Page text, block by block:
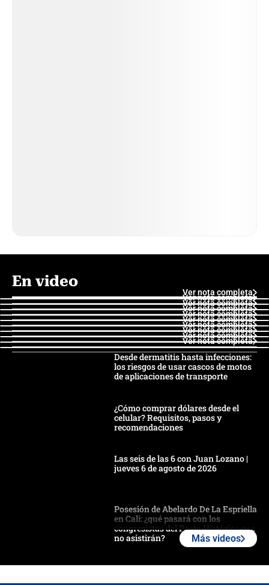
En video
Ver nota completa
Ver nota completa
Ver nota completa
Ver nota completa
Ver nota completa
Ver nota completa
Ver nota completa
Ver nota completa
Ver nota completa
Ver nota completa
Desde dermatitis hasta infecciones:
los riesgos de usar cascos de motos
de aplicaciones de transporte
¿Cómo comprar dólares desde el
celular? Requisitos, pasos y
recomendaciones
Las seis de las 6 con Juan Lozano |
jueves 6 de agosto de 2026
Posesión de Abelardo De La Espriella
en Cali: ¿qué pasará con los
congresistas del Pacto Histórico que
no asistirán?
Más videos